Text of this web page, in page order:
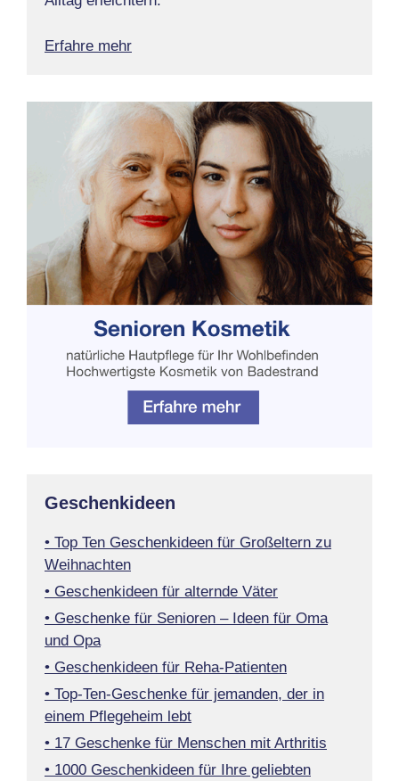
Erfahre mehr
Geschenkideen
• Top Ten Geschenkideen für Großeltern zu
Weihnachten
• Geschenkideen für alternde Väter
• Geschenke für Senioren – Ideen für Oma
und Opa
• Geschenkideen für Reha-Patienten
• Top-Ten-Geschenke für jemanden, der in
einem Pflegeheim lebt
• 17 Geschenke für Menschen mit Arthritis
• 1000 Geschenkideen für Ihre geliebten